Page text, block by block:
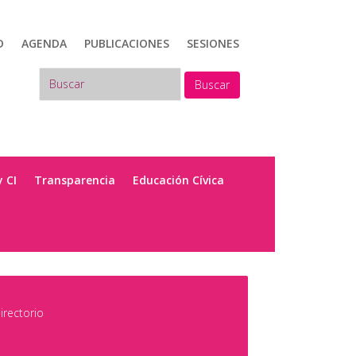
AGENDA PUBLICACIONES SESIONES
Buscar
CI Transparencia Educación Cívica